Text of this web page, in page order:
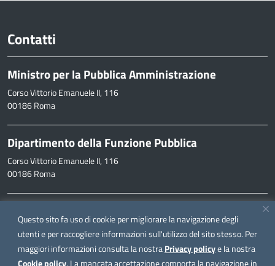
Questo sito fa uso di cookie per migliorare la navigazione degli
utenti e per raccogliere informazioni sull'utilizzo del sito stesso. Per
maggiori informazioni consulta la nostraPrivacy policye la nostra
Cookie policy. La mancata accettazione comporta la navigazione in
Contatti
Ministro per la Pubblica Amministrazione
Corso Vittorio Emanuele II, 116
00186 Roma
Dipartimento della Funzione Pubblica
Corso Vittorio Emanuele II, 116
00186 Roma
inpa@funzionepubblica.it
FAQ